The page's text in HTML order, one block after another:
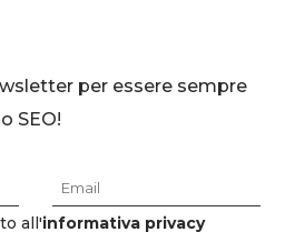
per essere sempre
SEO!
all'informativa privacy